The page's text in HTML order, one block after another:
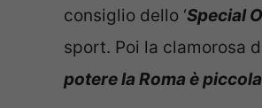
consiglio dello ‘Special
sport. Poi la clamorosa
potere la Roma è piccola